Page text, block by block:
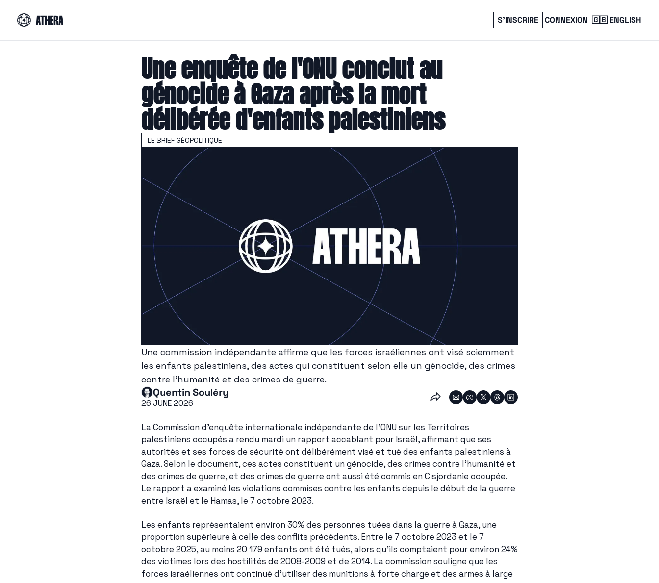
S’INSCRIRE CONNEXION 🇬🇧 ENGLISH
Une enquête de l'ONU conclut au
génocide à Gaza après la mort
délibérée d'enfants palestiniens
LE BRIEF GÉOPOLITIQUE
Une commission indépendante affirme que les forces israéliennes ont visé sciemment
les enfants palestiniens, des actes qui constituent selon elle un génocide, des crimes
contre l'humanité et des crimes de guerre.
Quentin Souléry
26 JUNE 2026
La Commission d'enquête internationale indépendante de l'ONU sur les Territoires
palestiniens occupés a rendu mardi un rapport accablant pour Israël, affirmant que ses
autorités et ses forces de sécurité ont délibérément visé et tué des enfants palestiniens à
Gaza. Selon le document, ces actes constituent un génocide, des crimes contre l'humanité et
des crimes de guerre, et des crimes de guerre ont aussi été commis en Cisjordanie occupée.
Le rapport a examiné les violations commises contre les enfants depuis le début de la guerre
entre Israël et le Hamas, le 7 octobre 2023.
Les enfants représentaient environ 30% des personnes tuées dans la guerre à Gaza, une
proportion supérieure à celle des conflits précédents. Entre le 7 octobre 2023 et le 7
octobre 2025, au moins 20 179 enfants ont été tués, alors qu'ils comptaient pour environ 24%
des victimes lors des hostilités de 2008-2009 et de 2014. La commission souligne que les
forces israéliennes ont continué d'utiliser des munitions à forte charge et des armes à large